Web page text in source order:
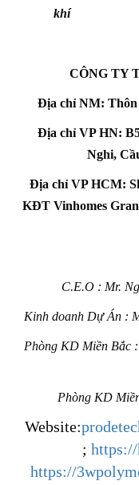
khí
CÔNG TY
Địa chỉ NM: Thôn
Địa chỉ VP HN:
Nghi,
Địa chỉ VP HCM:
KĐT Vinhomes
C.E.O : Mr.
Kinh doanh Dự Án :
Phòng KD Miền Bắc
Phòng KD
Website:
;
https://